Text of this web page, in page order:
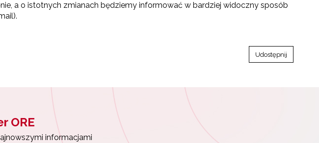
a o istotnych zmianach będziemy informować w bardziej widoczny sposób
Udostępnij
ORE
informacjami